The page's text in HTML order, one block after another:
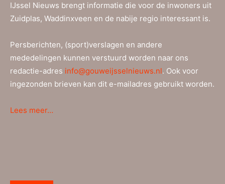
IJssel Nieuws brengt informatie die voor de inwoners uit
Zuidplas, Waddinxveen en de nabije regio interessant is.
Persberichten, (sport)verslagen en andere
mededelingen kunnen verstuurd worden naar ons
redactie-adres info@gouweijsselnieuws.nl. Ook voor
ingezonden brieven kan dit e-mailadres gebruikt worden.
Lees meer…